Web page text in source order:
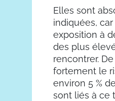
Elles sont
indiquées,
exposition à
des plus
rencontrer.
fortement le
environ 5 %
sont liés à ce